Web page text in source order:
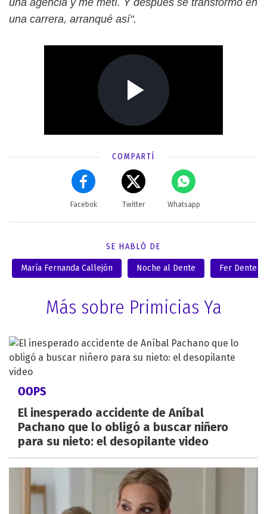
una carrera, arranqué así".
COMPARTÍ
Facebok Twitter Whatsapp
SE HABLÓ DE
María Fernanda Callejón Noche al Dente Fer Dente
Más sobre Primicias Ya
OOPS
El inesperado accidente de Aníbal
Pachano que lo obligó a buscar niñero
para su nieto: el desopilante video